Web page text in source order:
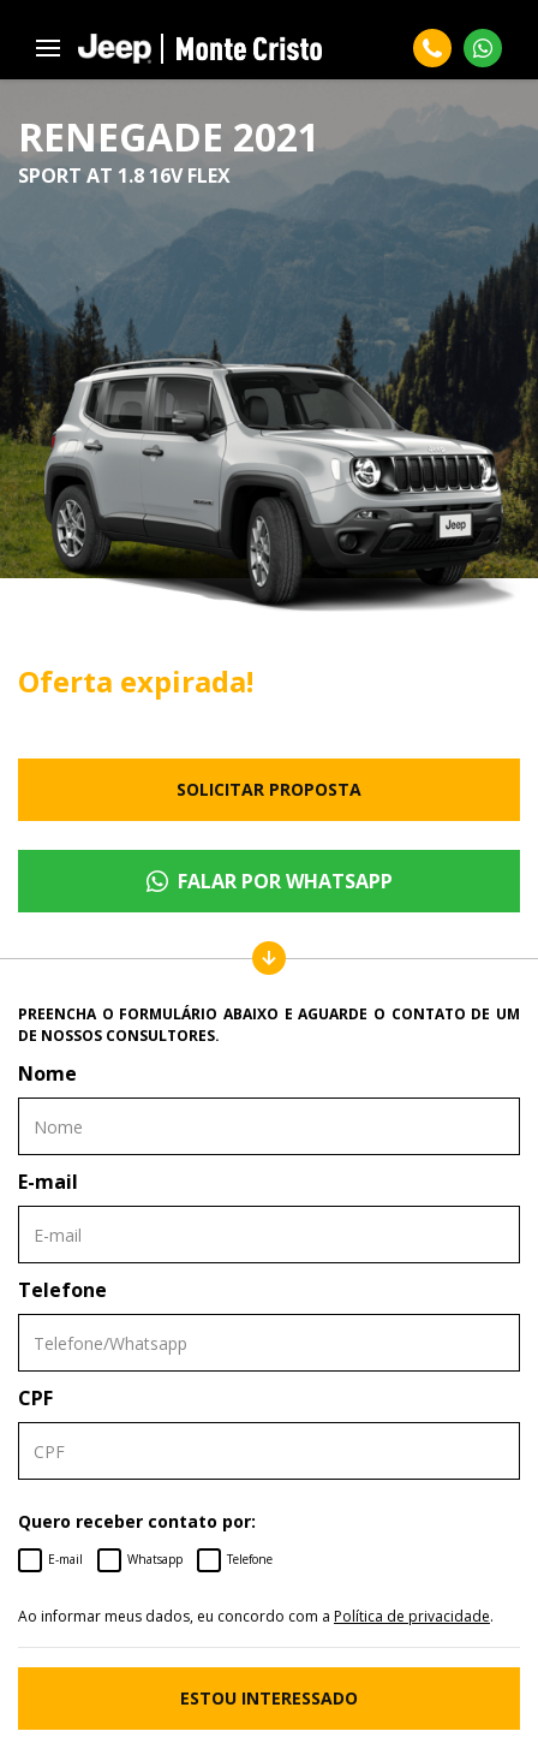
RENEGADE 2021
SPORT AT 1.8 16V FLEX
Oferta expirada!
SOLICITAR PROPOSTA
FALAR POR WHATSAPP
PREENCHA O FORMULÁRIO ABAIXO E AGUARDE O CONTATO DE UM
DE NOSSOS CONSULTORES.
Nome
E-mail
Telefone
CPF
Quero receber contato por:
E-mail Whatsapp Telefone
Ao informar meus dados, eu concordo com a Política de privacidade.
ESTOU INTERESSADO